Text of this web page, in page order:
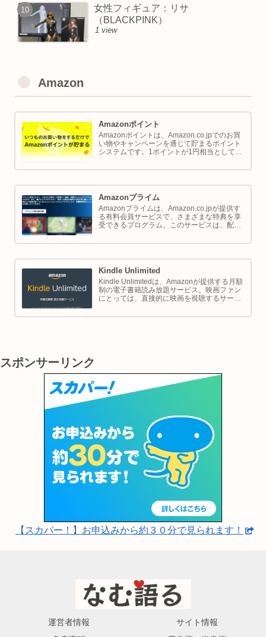
女性フィギュア：リサ
（BLACKPINK）
1 view
Amazon
Amazonポイント
Amazonポイントは、Amazon.co.jpでのお買
い物やキャンペーンを通じて貯まるポイント
システムです。1ポイントが1円相当として、
では Amazon ポイントの使い方と貯め方を解
Amazonプライム
Amazonプライムは、Amazon.co.jpが提供す
る有料会員サービスで、さまざまな特典を享
受できるプログラム。このサービスは、配送
実、さらには限定割引までをカバーし、日常
Kindle Unlimited
Kindle Unlimitedは、Amazonが提供する月額
制の電子書籍読み放題サービス。映画ファン
にとっては、直接的に映画を視聴するサービ
理解し、楽しむための間接的なツールとして
スポンサーリンク
【スカパー！】お申込みから約３０分で見られます！
運営者情報
サイト情報